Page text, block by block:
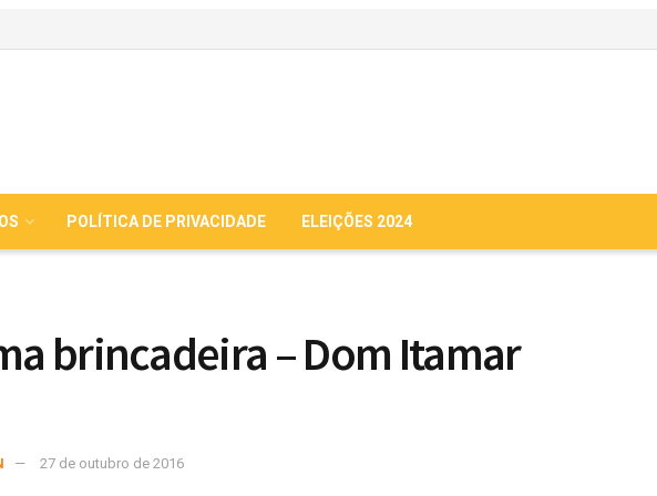
POLÍTICA DE PRIVACIDADE ELEIÇÕES 2024
brincadeira – Dom Itamar
27 de outubro de 2016